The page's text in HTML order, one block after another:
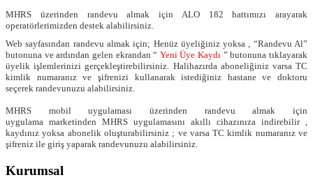
MHRS üzerinden randevu almak için ALO 182 hattımızı arayarak
operatörlerimizden destek alabilirsiniz.
Web sayfasından randevu almak için; Henüz üyeliğiniz yoksa , “Randevu Al”
butonuna ve ardından gelen ekrandan“ Yeni Üye Kaydı ”butonunatıklayarak
üyelik işlemlerinizi gerçekleştirebilirsiniz. Halihazırda aboneliğiniz varsa TC
kimlik numaranız ve şifrenizi kullanarakistediğiniz hastane ve doktoru
seçerek randevunuzu alabilirsiniz.
MHRS mobil uygulaması üzerinden randevualmak için
uygulama marketinden MHRS uygulamasını akıllı cihazınıza indirebilir ,
kaydınız yoksa abonelik oluşturabilirsiniz ; ve varsaTC kimlik numaranız ve
şifreniz ile giriş yaparak randevunuzu alabilirsiniz.
Kurumsal